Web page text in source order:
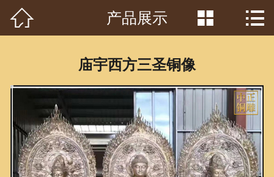
首页
产品中心
客户见证
常识问答
 产品展示  
庙宇西方三圣铜像